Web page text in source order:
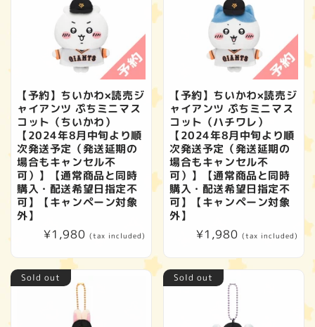
e
c
t
i
o
n
:
【予約】ちいかわ×読売ジ
ャイアンツ ぷちミニマス
コット（ちいかわ）
【2024年8月中旬より順
次発送予定（発送延期の
場合もキャンセル不
可）】【通常商品と同時
購入・配送希望日指定不
可】【キャンペーン対象
外】
Regular
¥1,980 (tax included)
【予約】ちいかわ×読売ジ
ャイアンツ ぷちミニマス
コット（ハチワレ）
【2024年8月中旬より順
次発送予定（発送延期の
場合もキャンセル不
可）】【通常商品と同時
購入・配送希望日指定不
可】【キャンペーン対象
外】
Regular
¥1,980 (tax included)
Sold out Sold out